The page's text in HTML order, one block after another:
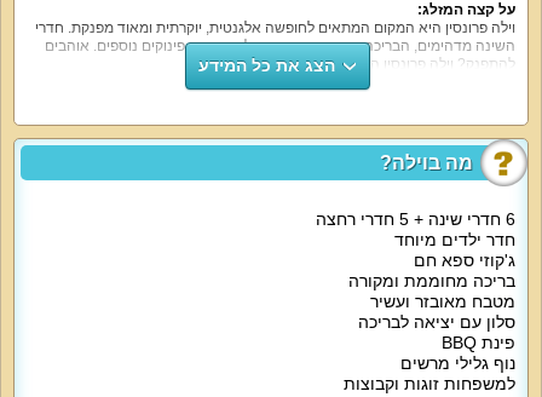
מה בוילה?
6 חדרי שינה + 5 חדרי רחצה
חדר ילדים מיוחד
ג'קוזי ספא חם
בריכה מחוממת ומקורה
מטבח מאובזר ועשיר
סלון עם יציאה לבריכה
פינת BBQ
נוף גלילי מרשים
למשפחות זוגות וקבוצות
על קצה המזלג:
וילה פרונסין היא המקום המתאים לחופשה אלגנטית, יוקרתית ומאוד מפנקת. חדרי
השינה מדהימים, הבריכה מקסימה, יש חדר ילדים והמון פינוקים נוספים. אוהבים
להתפנק? וילה פרונסין היא המקום המתאים.
מיטה זוגית, שידות, מראה, מסך טלוויזיה, חיבור הוט, חדר רחצה ועיצוב מודרני.
הסלון של הוילה כולל פינת ישיבה גדולה, פינת אוכל יפה, מטבח עם מכונת אספרסו
ועוד. בעבור משפחות עם ילדים מציעה וילה פרונסין חדר שינה מיוחד עם מיטות
קומות.
אטרקציות מיוחדות בוילה:
האורחים של וילה פרונסין נהנים מכיבוד קל, עוגות, פירות, ערכת קפה, מים מינרליים,
ערכת רחצה עם מוצרי ים המלח, חלוקים ועוד. בתוספת תשלום ניתן לקבל גם
עיסויים, טיפולים וארוחות שף.
החצר של וילה פרונסין מציעה בריכת שחייה גדולה, בתחתית הבריכה ציור של שני
דולפינים. בחודשי החורף הבריכה מחוממת. מיטות שיזוף, פינות ישיבה, פינת
ברביקיו ושאר רהיטי גן מפוזרים ברחבי הגינה.
מיוחד לילדים:
הילדים נהנים במתחם מבריכה פרטית, הרבה אוויר צח, ארוחות משפחתיות וטיולים
הצג את כל המידע